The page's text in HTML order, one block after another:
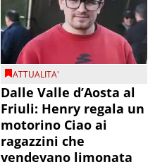
ATTUALITA'
Dalle Valle d’Aosta al
Friuli: Henry regala un
motorino Ciao ai
ragazzini che
vendevano limonata